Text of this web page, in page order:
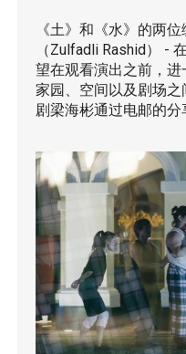
《土》和《水》的两
（Zulfadli Rashid） -
望在观看演出之前，
家园、空间以及剧场
剧梁海彬通过电邮的分